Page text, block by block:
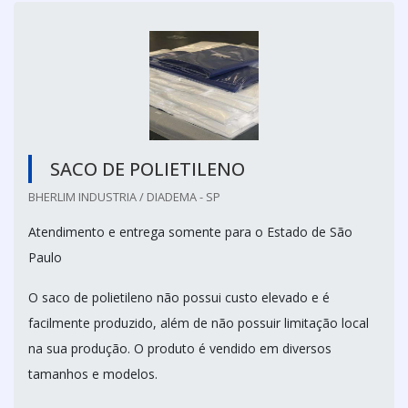
SACO DE POLIETILENO
BHERLIM INDUSTRIA / DIADEMA - SP
Atendimento e entrega somente para o Estado de São
Paulo
O saco de polietileno não possui custo elevado e é
facilmente produzido, além de não possuir limitação local
na sua produção. O produto é vendido em diversos
tamanhos e modelos.